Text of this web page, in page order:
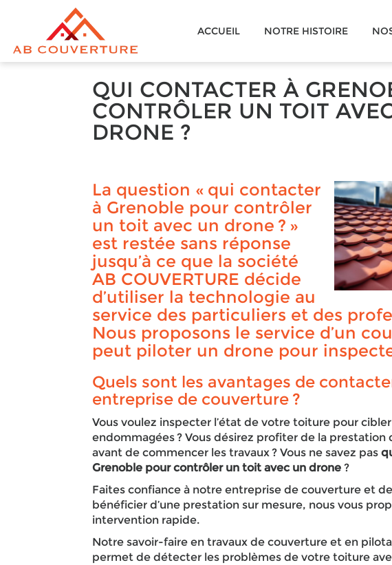
COUVERTUREACCUEIL NOTRE HISTOIRE
QUI CONTACTER À
CONTRÔLER UN TOIT
DRONE ?
La question « qui contacter
à Grenoble pour contrôler
un toit avec un drone ? »
est restée sans réponse
jusqu’à ce que la société
AB COUVERTURE décide
d’utiliser la technologie au
service des particuliers et des
Nous proposons le service d’un
peut piloter un drone pour
Quels sont les avantages de
entreprise de couverture ?
Vous voulez inspecter l’état de votre toiture pour
endommagées ? Vous désirez profiter de la prestation
avant de commencer les travaux ? Vous ne savez pas
Grenoble pour contrôler un toit avec un drone ?
Faites confiance à notre entreprise de couverture et
bénéficier d’une prestation sur mesure, nous vous
intervention rapide.
Notre savoir-faire en travaux de couverture et en
permet de détecter les problèmes de votre toiture